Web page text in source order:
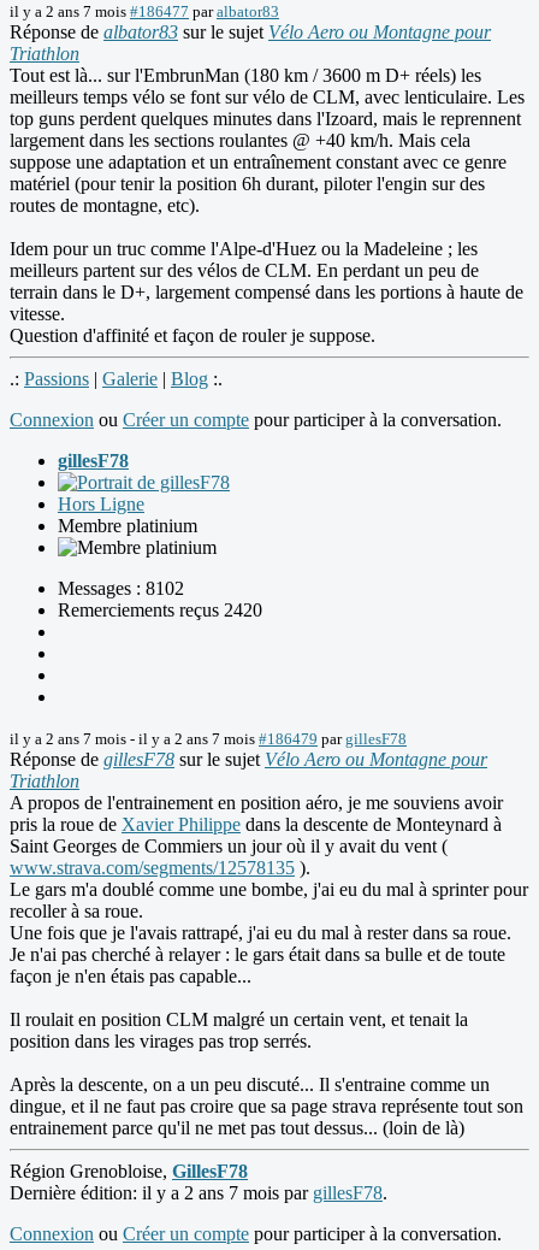
il y a 2 ans 7 mois #186477 paralbator83
Réponse de albator83 sur le sujet Vélo Aero ou Montagne pour
Triathlon
Tout est là... sur l'EmbrunMan (180 km / 3600 m D+ réels) les
meilleurs temps vélo se font sur vélo de CLM, avec lenticulaire. Les
top guns perdent quelques minutes dans l'Izoard, mais le reprennent
largement dans les sections roulantes @ +40 km/h. Mais cela
suppose une adaptation et un entraînement constant avec ce genre
matériel (pour tenir la position 6h durant, piloter l'engin sur des
routes de montagne, etc).
Idem pour un truc comme l'Alpe-d'Huez ou la Madeleine ; les
meilleurs partent sur des vélos de CLM. En perdant un peu de
terrain dans le D+, largement compensé dans les portions à haute de
vitesse.
Question d'affinité et façon de rouler je suppose.
.: Passions | Galerie | Blog :.
Connexion ou Créer un compte pour participer à la conversation.
gillesF78
Hors Ligne
Membre platinium
Messages : 8102
Remerciements reçus 2420
il y a 2 ans 7 mois - il y a 2 ans 7 mois #186479 pargillesF78
Réponse de gillesF78 sur le sujet Vélo Aero ou Montagne pour
Triathlon
A propos de l'entrainement en position aéro, je me souviens avoir
pris la roue de Xavier Philippe dans la descente de Monteynard à
Saint Georges de Commiers un jour où il y avait du vent (
www.strava.com/segments/12578135 ).
Le gars m'a doublé comme une bombe, j'ai eu du mal à sprinter pour
recoller à sa roue.
Une fois que je l'avais rattrapé, j'ai eu du mal à rester dans sa roue.
Je n'ai pas cherché à relayer : le gars était dans sa bulle et de toute
façon je n'en étais pas capable...
Il roulait en position CLM malgré un certain vent, et tenait la
position dans les virages pas trop serrés.
Après la descente, on a un peu discuté... Il s'entraine comme un
dingue, et il ne faut pas croire que sa page strava représente tout son
entrainement parce qu'il ne met pas tout dessus... (loin de là)
Région Grenobloise, GillesF78
Dernière édition: il y a 2 ans 7 mois par gillesF78.
Connexion ou Créer un compte pour participer à la conversation.